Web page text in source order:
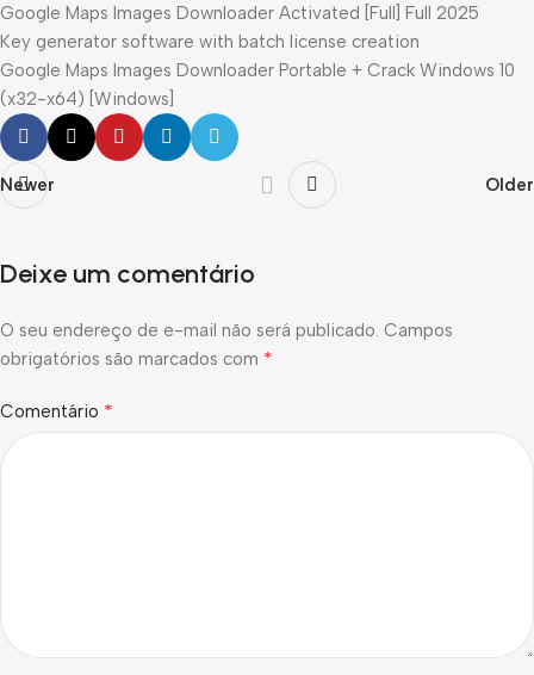
Google Maps Images Downloader Activated [Full] Full 2025
Key generator software with batch license creation
Google Maps Images Downloader Portable + Crack Windows 10
(x32-x64) [Windows]
Newer Older
Deixe um comentário
O seu endereço de e-mail não será publicado. Campos
obrigatórios são marcados com *
Comentário *